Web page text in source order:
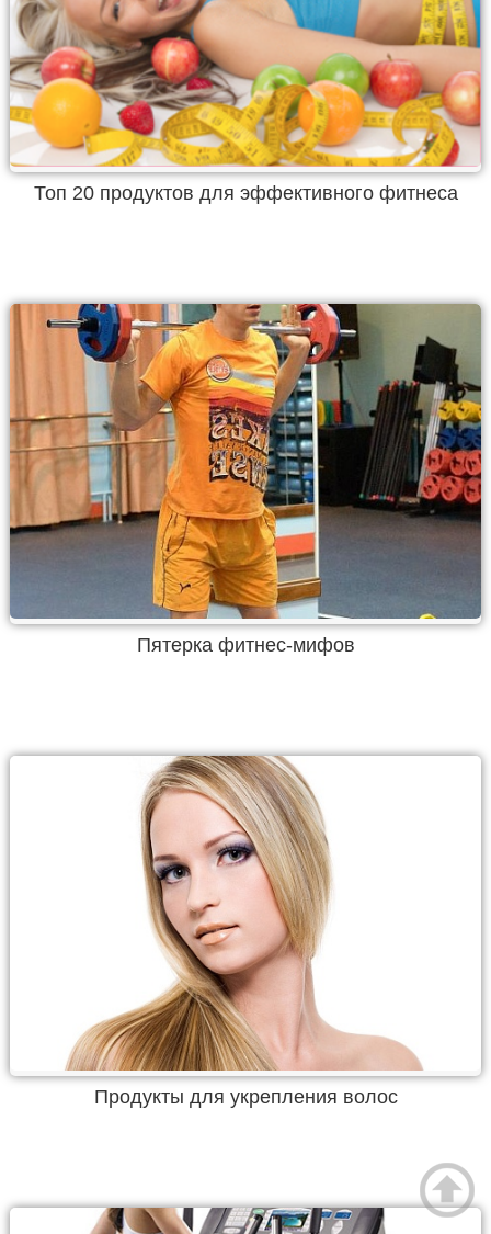
Топ 20 продуктов для эффективного фитнеса
Пятерка фитнес-мифов
Продукты для укрепления волос